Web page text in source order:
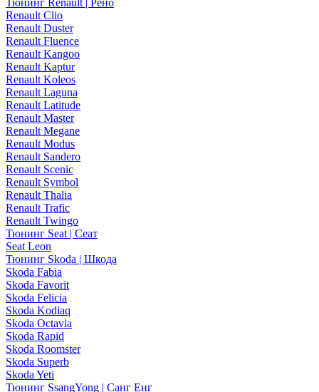
Тюнинг Renault | Рено
Renault Clio
Renault Duster
Renault Fluence
Renault Kangoo
Renault Kaptur
Renault Koleos
Renault Laguna
Renault Latitude
Renault Master
Renault Megane
Renault Modus
Renault Sandero
Renault Scenic
Renault Symbol
Renault Thalia
Renault Trafic
Renault Twingo
Тюнинг Seat | Сеат
Seat Leon
Тюнинг Skoda | Шкода
Skoda Fabia
Skoda Favorit
Skoda Felicia
Skoda Kodiaq
Skoda Octavia
Skoda Rapid
Skoda Roomster
Skoda Superb
Skoda Yeti
Тюнинг SsangYong | Санг Енг